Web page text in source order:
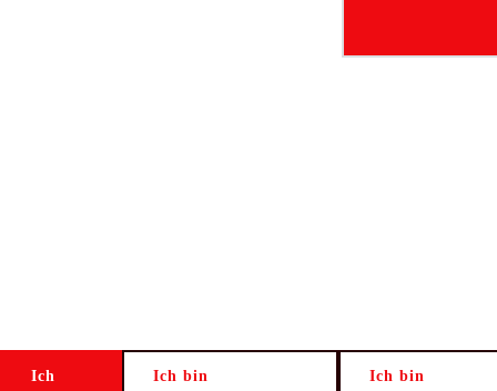
Ich
Ich bin
Ich bin